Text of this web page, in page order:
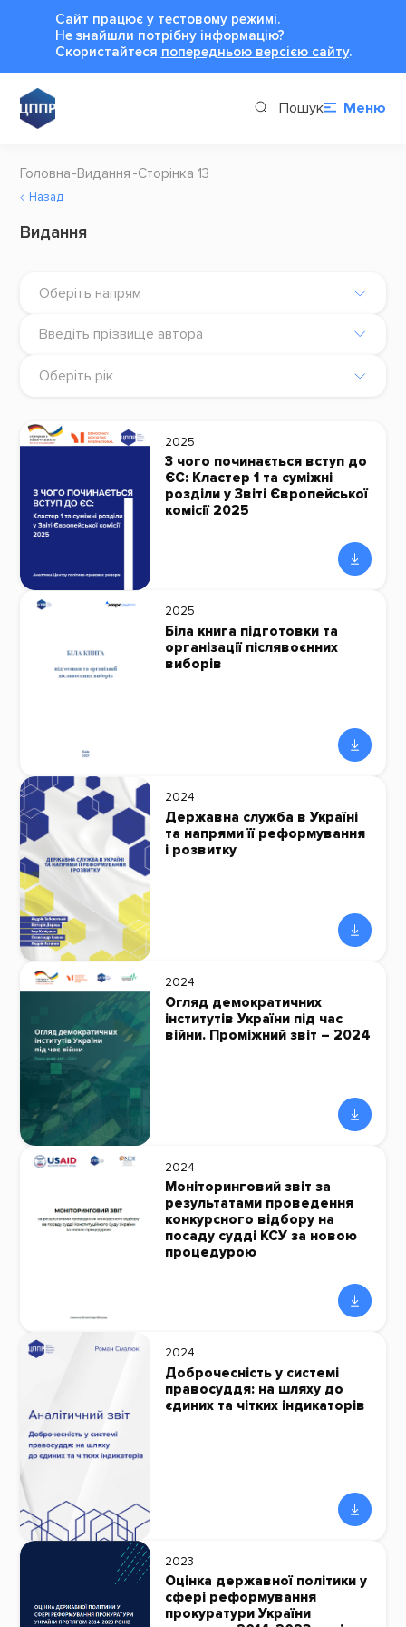
Сайт працює у тестовому режимі.
Не знайшли потрібну інформацію?
Cкористайтеся попередньою версією сайту.
Пошук Меню
Головна Видання Сторінка 13
Назад
Видання
Оберіть напрям
Введіть прізвище автора
Оберіть рік
2025
З чого починається вступ до
ЄС: Кластер 1 та суміжні
розділи у Звіті Європейської
комісії 2025
2025
Біла книга підготовки та
організації післявоєнних
виборів
2024
Державна служба в Україні
та напрями її реформування
і розвитку
2024
Огляд демократичних
інститутів України під час
війни. Проміжний звіт – 2024
2024
Моніторинговий звіт за
результатами проведення
конкурсного відбору на
посаду судді КСУ за новою
процедурою
2024
Доброчесність у системі
правосуддя: на шляху до
єдиних та чітких індикаторів
2023
Оцінка державної політики у
сфері реформування
прокуратури України